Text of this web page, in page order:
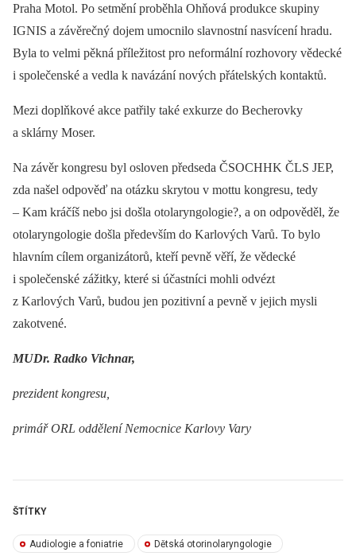
Praha Motol. Po setmění proběhla Ohňová produkce skupiny
IGNIS a závěrečný dojem umocnilo slavnostní nasvícení hradu.
Byla to velmi pěkná příležitost pro neformální rozhovory vědecké
i společenské a vedla k navázání nových přátelských kontaktů.
Mezi doplňkové akce patřily také exkurze do Becherovky
a sklárny Moser.
Na závěr kongresu byl osloven předseda ČSOCHHK ČLS JEP,
zda našel odpověď na otázku skrytou v mottu kongresu, tedy
–⁠ Kam kráčíš nebo jsi došla otolaryngologie?, a on odpověděl, že
otolaryngologie došla především do Karlových Varů. To bylo
hlavním cílem organizátorů, kteří pevně věří, že vědecké
i společenské zážitky, které si účastníci mohli odvézt
z Karlových Varů, budou jen pozitivní a pevně v jejich mysli
zakotvené.
MUDr. Radko Vichnar,
prezident kongresu,
primář ORL oddělení Nemocnice Karlovy Vary
ŠTÍTKY
Audiologie a foniatrie Dětská otorinolaryngologie